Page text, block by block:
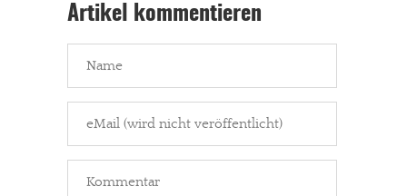
Artikel kommentieren